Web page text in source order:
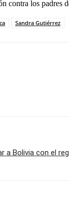
contra los padres
Sandra Gutiérrez
a Bolivia con el